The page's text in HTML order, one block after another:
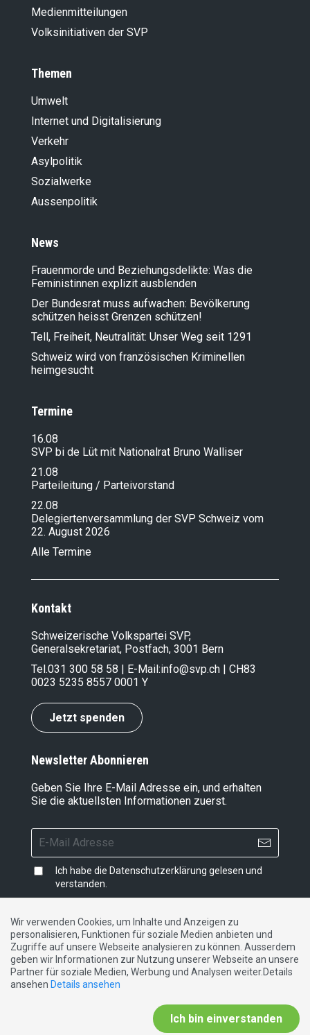
Medienmitteilungen
Volksinitiativen der SVP
Themen
Umwelt
Internet und Digitalisierung
Verkehr
Asylpolitik
Sozialwerke
Aussenpolitik
News
Frauenmorde und Beziehungsdelikte: Was die
Feministinnen explizit ausblenden
Der Bundesrat muss aufwachen: Bevölkerung
schützen heisst Grenzen schützen!
Tell, Freiheit, Neutralität: Unser Weg seit 1291
Schweiz wird von französischen Kriminellen
heimgesucht
Termine
16.08
SVP bi de Lüt mit Nationalrat Bruno Walliser
21.08
Parteileitung / Parteivorstand
22.08
Delegiertenversammlung der SVP Schweiz vom
22. August 2026
Alle Termine
Kontakt
Schweizerische Volkspartei SVP,
Generalsekretariat, Postfach, 3001 Bern
Tel.031 300 58 58 | E-Mail:info@svp.ch | CH83
0023 5235 8557 0001 Y
Jetzt spenden
Newsletter Abonnieren
Geben Sie Ihre E-Mail Adresse ein, und erhalten
Sie die aktuellsten Informationen zuerst.
Ich habe die Datenschutzerklärung gelesen und
verstanden.
Impressum |Datenschutzerklärung|Kontakt
DE FR IT
Wir verwenden Cookies, um Inhalte und Anzeigen zu
personalisieren, Funktionen für soziale Medien anbieten und
Zugriffe auf unsere Webseite analysieren zu können. Ausserdem
geben wir Informationen zur Nutzung unserer Webseite an unsere
Partner für soziale Medien, Werbung und Analysen weiter.Details
ansehen Details ansehen
Ich bin einverstanden